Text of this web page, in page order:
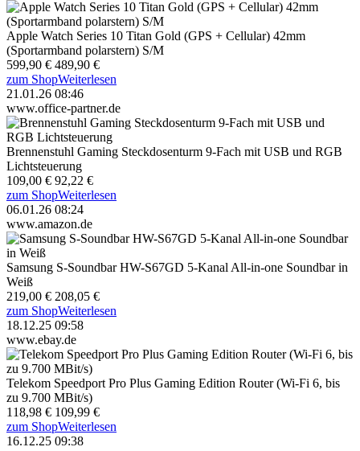
Apple Watch Series 10 Titan Gold (GPS + Cellular) 42mm
(Sportarmband polarstern) S/M
599,90 € 489,90 €
zum ShopWeiterlesen
21.01.26 08:46
www.office-partner.de
Brennenstuhl Gaming Steckdosenturm 9-Fach mit USB und RGB
Lichtsteuerung
109,00 € 92,22 €
zum ShopWeiterlesen
06.01.26 08:24
www.amazon.de
Samsung S-Soundbar HW-S67GD 5-Kanal All-in-one Soundbar in
Weiß
219,00 € 208,05 €
zum ShopWeiterlesen
18.12.25 09:58
www.ebay.de
Telekom Speedport Pro Plus Gaming Edition Router (Wi-Fi 6, bis
zu 9.700 MBit/s)
118,98 € 109,99 €
zum ShopWeiterlesen
16.12.25 09:38